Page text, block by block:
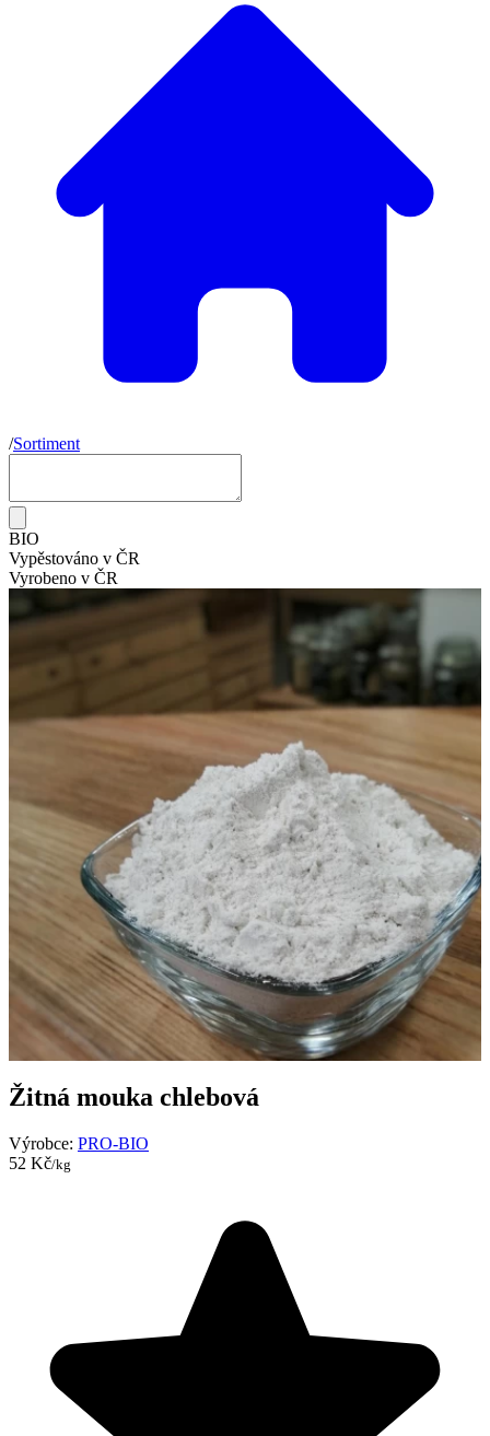
/Sortiment
BIO
Vypěstováno v ČR
Vyrobeno v ČR
Žitná mouka chlebová
Výrobce: PRO-BIO
52 Kč/kg